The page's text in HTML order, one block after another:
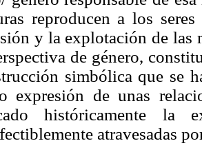
reproducen a los
y la explotación de las
de género,
simbólica que se
expresión de unas
históricamente la
atravesadas